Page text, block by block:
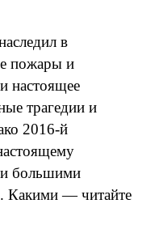
в
пожары и
настоящее
трагедии и
2016-й
и большими
Какими — читайте